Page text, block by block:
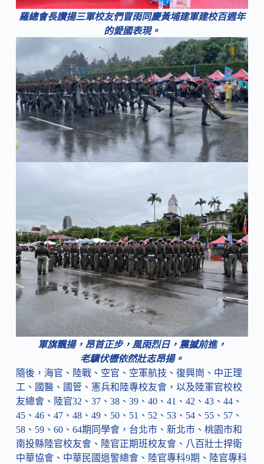
羅總會長讚揚三軍校友們冒雨同慶黃埔建軍建校百週年
的愛國表現。
軍旗飄揚，昂首正步，風雨烈日，震撼前進，
老驥伏櫪依然壯志昂揚。
隨後，海官、陸戰、空官、空軍航技、復興崗、中正理
工、國醫、國管、憲兵和陸專校友會，以及陸軍官校校
友總會、陸官32、37、38、39、40、41、42、43、44、
45、46、47、48、49、50、51、52、53、54、55、57、
58、59、60、64期同學會，台北市、新北市、桃園市和
南投縣陸官校友會、陸官正期班校友會、八百壯士捍衛
中華協會、中華民國退警總會、陸官專科9期、陸官專科